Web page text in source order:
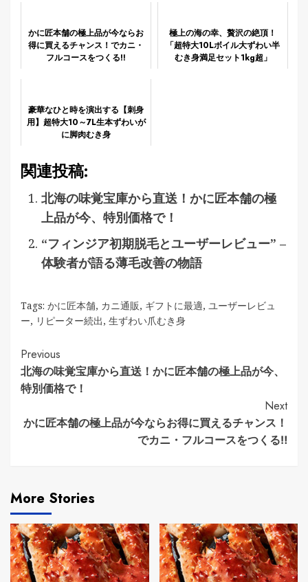
かに匠本舗の極上品が今ならお
得に買えるチャンス！でカニ・
フルコースをつくる‼
極上の海の幸、贅沢の絶頂！
「超特大10Lボイル大ずわい半
むき身満足セット1kg超」
豪華なひと時を演出する【刺身
用】超特大10～7L生本ずわいが
に脚肉むき身
関連投稿:
北海の味覚宝庫から直送！かに匠本舗の極
上品が今、特別価格で！
“フィンジア初期脱毛とユーザーレビュー” –
体験者が語る薄毛改善の物語
Tags: かに匠本舗, カニ通販, ギフトに最適, ユーザーレビュ
ー, リピーター続出, 生ずわい爪むき身
Continue
Reading
Previous
北海の味覚宝庫から直送！かに匠本舗の極上品が今、
特別価格で！
Next
かに匠本舗の極上品が今ならお得に買えるチャンス！
でカニ・フルコースをつくる‼
More Stories